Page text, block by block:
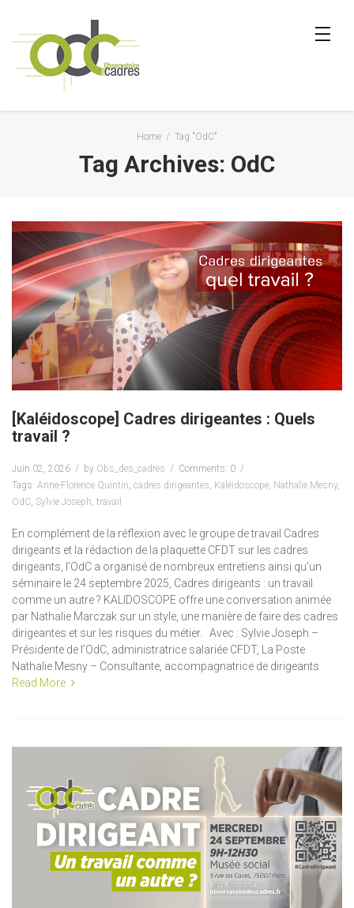
Home / Tag "OdC"
Tag Archives: OdC
[Kaléidoscope] Cadres dirigeantes : Quels
travail ?
Juin 02, 2026 by Obs_des_cadres
Comments: 0
Tags: Anne-Florence Quintin, cadres dirigeantes, Kaléidoscope, Nathalie Mesny,
OdC, Sylvie Joseph, travail
En complément de la réflexion avec le groupe de travail Cadres
dirigeants et la rédaction de la plaquette CFDT sur les cadres
dirigeants, l’OdC a organisé de nombreux entretiens ainsi qu’un
séminaire le 24 septembre 2025, Cadres dirigeants : un travail
comme un autre ? KALIDOSCOPE offre une conversation animée
par Nathalie Marczak sur un style, une manière de faire des cadres
dirigeantes et sur les risques du métier. Avec : Sylvie Joseph –
Présidente de l’OdC, administratrice salariée CFDT, La Poste
Nathalie Mesny – Consultante, accompagnatrice de dirigeants
Read More